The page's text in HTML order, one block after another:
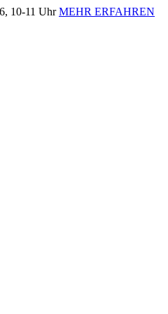
10-11 UhrMEHR ERFAHREN